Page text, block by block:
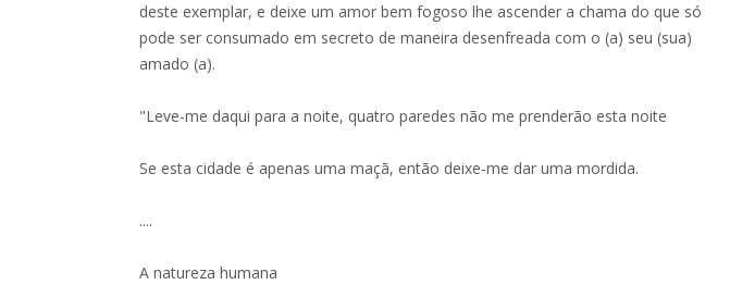
deste exemplar, e deixe um amor bem fogoso lhe ascender a chama do que só
pode ser consumado em secreto de maneira desenfreada com o (a) seu (sua)
amado (a).
"Leve-me daqui para a noite, quatro paredes não me prenderão esta noite
Se esta cidade é apenas uma maçã, então deixe-me dar uma mordida.
....
A natureza humana